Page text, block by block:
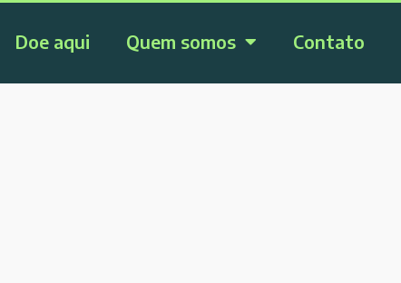
Doe aqui Quem somos Contato